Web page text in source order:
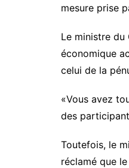
mesure prise
Le ministre du
économique
celui de la
«Vous avez
des
Toutefois, le
réclamé que